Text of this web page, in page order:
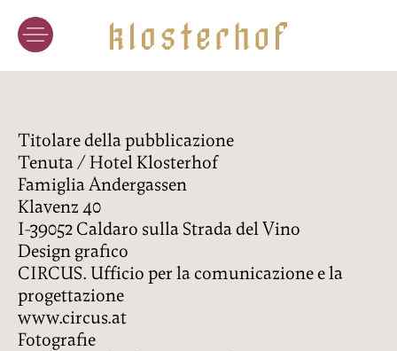
TENUTA
VINI
I VIGNETI
DEGUSTAZIONE
HOTEL
Titolare della pubblicazione
Tenuta / Hotel Klosterhof
Famiglia Andergassen
Klavenz 40
I-39052 Caldaro sulla Strada del Vino
Design grafico
CIRCUS. Ufficio per la comunicazione e la
progettazione
www.circus.at
Fotografie